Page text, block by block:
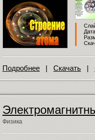
Подробнее |Скачать |
Физика